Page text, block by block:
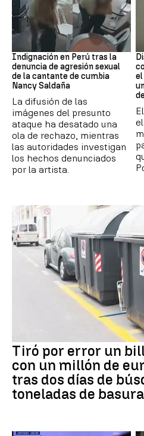
Indignación en Perú tras la
denuncia de agresión sexual
de la cantante de cumbia
Nancy Saldaña
La difusión de las
imágenes del presunto
ataque ha desatado una
ola de rechazo, mientras
las autoridades investigan
los hechos denunciados
por la artista.
el
Tiró por error un
con un millón de
tras dos días de
toneladas de basura